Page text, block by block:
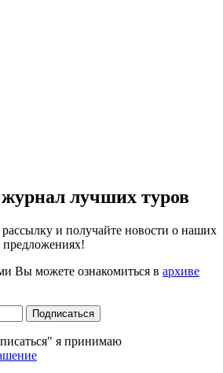
лучших туров
и получайте новости о наших
Вы можете ознакомиться в архиве
Подписаться
я принимаю